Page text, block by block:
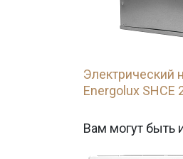
Электрический
Energolux SHCE
Вам могут быть